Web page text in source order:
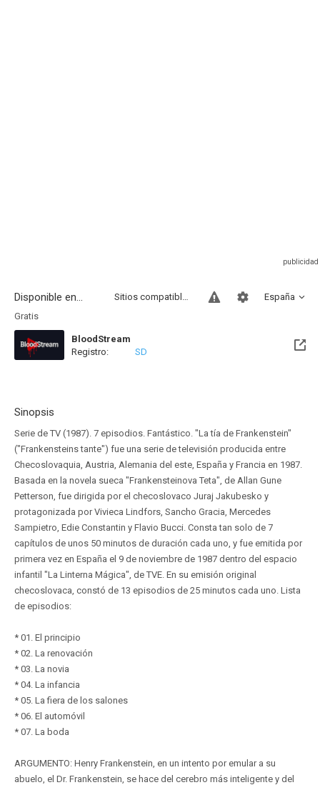
Disponible en... España
Sitios compatibles
Gratis
BloodStream
Registro:
SD
Sinopsis
Serie de TV (1987). 7 episodios. Fantástico. "La tía de Frankenstein"
("Frankensteins tante") fue una serie de televisión producida entre
Checoslovaquia, Austria, Alemania del este, España y Francia en 1987.
Basada en la novela sueca "Frankensteinova Teta", de Allan Gune
Petterson, fue dirigida por el checoslovaco Juraj Jakubesko y
protagonizada por Vivieca Lindfors, Sancho Gracia, Mercedes
Sampietro, Edie Constantin y Flavio Bucci. Consta tan solo de 7
capítulos de unos 50 minutos de duración cada uno, y fue emitida por
primera vez en España el 9 de noviembre de 1987 dentro del espacio
infantil "La Linterna Mágica", de TVE. En su emisión original
checoslovaca, constó de 13 episodios de 25 minutos cada uno. Lista
de episodios:
* 01. El principio
* 02. La renovación
* 03. La novia
* 04. La infancia
* 05. La fiera de los salones
* 06. El automóvil
* 07. La boda
ARGUMENTO: Henry Frankenstein, en un intento por emular a su
abuelo, el Dr. Frankenstein, se hace del cerebro más inteligente y del